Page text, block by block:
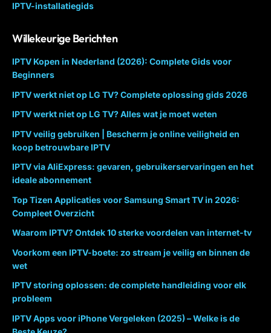
IPTV-installatiegids
Willekeurige Berichten
IPTV Kopen in Nederland (2026): Complete Gids voor
Beginners
IPTV werkt niet op LG TV? Complete oplossing gids 2026
IPTV werkt niet op LG TV? Alles wat je moet weten
IPTV veilig gebruiken | Bescherm je online veiligheid en
koop betrouwbare IPTV
IPTV via AliExpress: gevaren, gebruikerservaringen en het
ideale abonnement
Top Tizen Applicaties voor Samsung Smart TV in 2026:
Compleet Overzicht
Waarom IPTV? Ontdek 10 sterke voordelen van internet-tv
Voorkom een IPTV-boete: zo stream je veilig en binnen de
wet
IPTV storing oplossen: de complete handleiding voor elk
probleem
IPTV Apps voor iPhone Vergeleken (2025) – Welke is de